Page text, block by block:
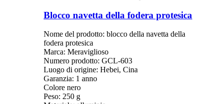
Blocco navetta della fodera protesica
Nome del prodotto: blocco della navetta della
fodera protesica
Marca: Meraviglioso
Numero prodotto: GCL-603
Luogo di origine: Hebei, Cina
Garanzia: 1 anno
Colore nero
Peso: 250 g